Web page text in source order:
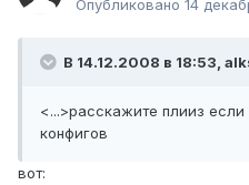
Опубликовано 14
В 14.12.2008 в 18:53,
<...>расскажите плииз
конфигов
вот: